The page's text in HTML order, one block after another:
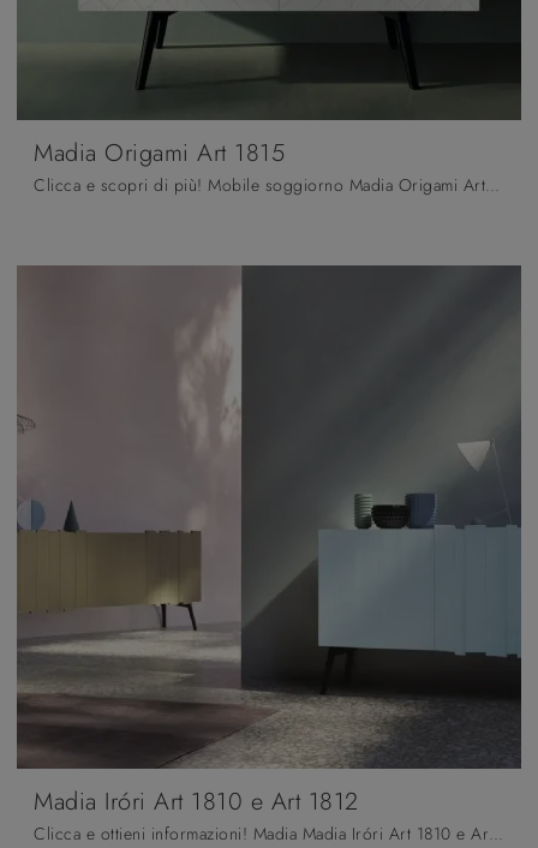
Madia Origami Art 1815
Clicca e scopri di più! Mobile soggiorno Madia Origami Art 1815 di Fratelli Mirandola in legno laccato: ti aspetta per completare le tue stanze ...
Madia Iróri Art 1810 e Art 1812
Clicca e ottieni informazioni! Madia Madia Iróri Art 1810 e Art 1812 di Fratelli Mirandola in legno laccato: ti sta aspettando per completare le tue ...